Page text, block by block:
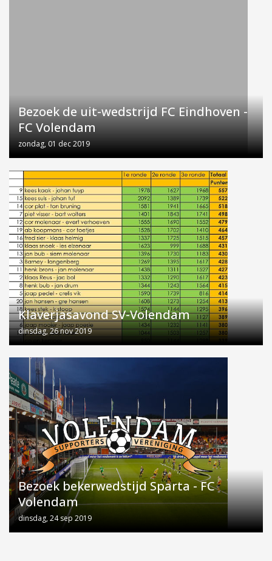
Bezoek de uit-wedstrijd FC Eindhoven -
FC Volendam
zondag, 01 dec 2019
Klaverjasavond SV-Volendam
dinsdag, 26 nov 2019
Bezoek bekerwedstijd Sparta - FC
Volendam
dinsdag, 24 sep 2019